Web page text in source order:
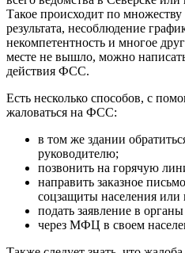
Такое происходит по
результата, несоблюдение
некомпетентность и многое
месте не вышло, можно
действия ФСС.
Есть несколько способов, с
жаловаться на ФСС:
в том же здании
руководителю;
позвонить на горячую
направить заказное
соцзащиты населения
подать заявление в
через МФЦ в своем